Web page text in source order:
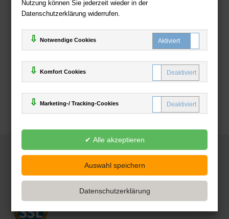
Nutzung können Sie jederzeit wieder in der
Datenschutzerklärung widerrufen.
Notwendige Cookies
Komfort Cookies
Marketing-/ Tracking-Cookies
Deutsche-Buchhandlung.de
www.deutsche-buchhandlung.de ist ein Angebot der
Handelsgesellschaft mbH
Powered by Inooga